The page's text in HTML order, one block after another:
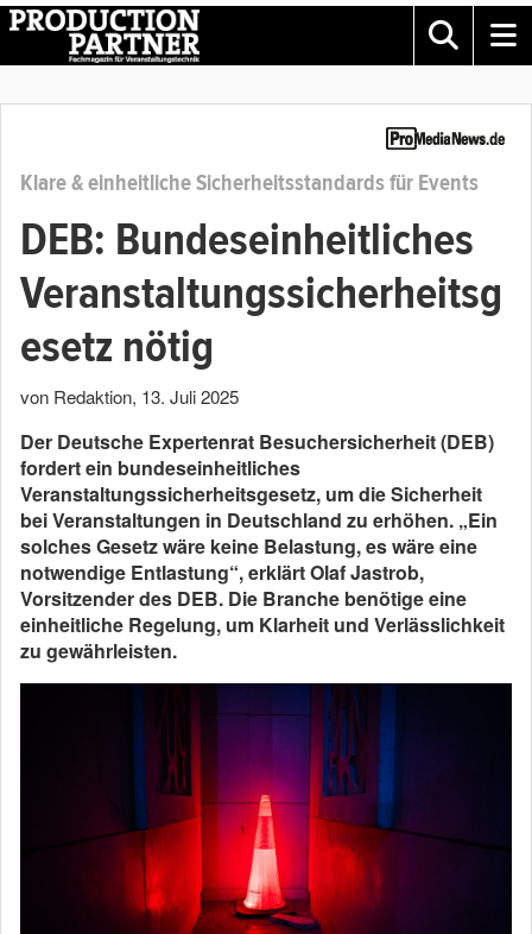
Klare & einheitliche Sicherheitsstandards für Events
DEB: Bundeseinheitliches
Veranstaltungssicherheitsg
esetz nötig
von Redaktion, 13. Juli 2025
Der Deutsche Expertenrat Besuchersicherheit (DEB)
fordert ein bundeseinheitliches
Veranstaltungssicherheitsgesetz, um die Sicherheit
bei Veranstaltungen in Deutschland zu erhöhen. „Ein
solches Gesetz wäre keine Belastung, es wäre eine
notwendige Entlastung“, erklärt Olaf Jastrob,
Vorsitzender des DEB. Die Branche benötige eine
einheitliche Regelung, um Klarheit und Verlässlichkeit
zu gewährleisten.